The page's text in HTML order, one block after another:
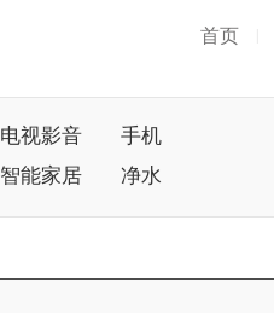
首页
电视影音
手机
智能家居 净水